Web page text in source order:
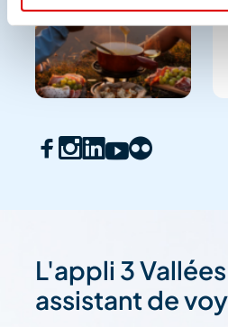
L'appli 3
assistant de